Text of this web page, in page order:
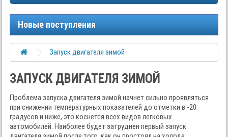
Новые поступления
Запуск двигателя зимой
ЗАПУСК ДВИГАТЕЛЯ ЗИМОЙ
Проблема запуска двигателя зимой начнет сильно проявляться
при снижении температурных показателей до отметки в -20
градусов и ниже, это коснется всех видов легковых
автомобилей. Наиболее будет затруднен первый запуск